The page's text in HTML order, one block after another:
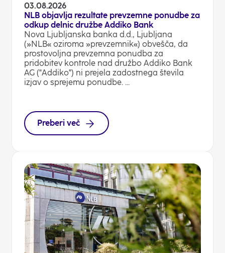
03.08.2026
NLB objavlja rezultate prevzemne ponudbe za
odkup delnic družbe Addiko Bank
Nova Ljubljanska banka d.d., Ljubljana
(»NLB« oziroma »prevzemnik«) obvešča, da
prostovoljna prevzemna ponudba za
pridobitev kontrole nad družbo Addiko Bank
AG ("Addiko") ni prejela zadostnega števila
izjav o sprejemu ponudbe. ...
Preberi več